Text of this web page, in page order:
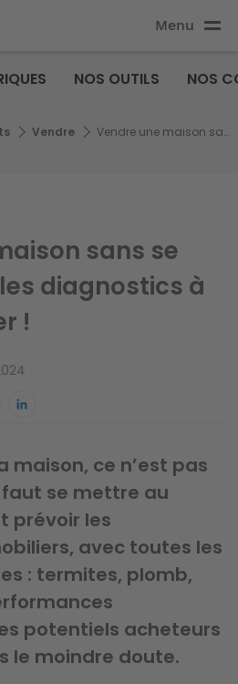
Menu
NOS OUTILS NOS
Vendre Vendre une maison sans se faire piéger : les diagnostics à ne pas zapper !
sans se
diagnostics à
!
maison, ce n’est pas
se mettre au
prévoir les
avec toutes les
: termites, plomb,
potentiels acheteurs
le moindre doute.